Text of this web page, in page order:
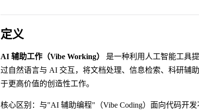
定义
AI 辅助工作（Vibe Working）
是一种利用人工智能工具
过自然语言与 AI 交互，将文档处理、信息检索、科研辅
于更高价值的创造性工作。
核心区别：与"AI 辅助编程"（Vibe Coding）面向代码开发